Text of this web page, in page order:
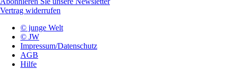
Vertrag widerrufen
© junge Welt
© JW
Impressum/Datenschutz
AGB
Hilfe